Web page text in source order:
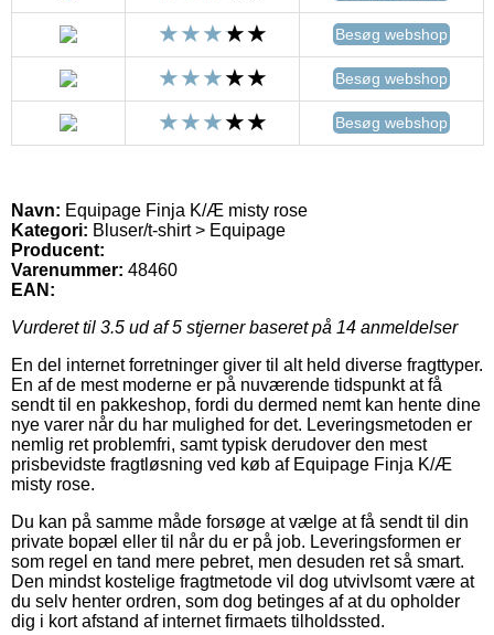
Besøg webshop
Besøg webshop
Besøg webshop
Navn: Equipage Finja K/Æ misty rose
Kategori: Bluser/t-shirt > Equipage
Producent:
Varenummer: 48460
EAN:
Vurderet til 3.5 ud af 5 stjerner baseret på 14 anmeldelser
En del internet forretninger giver til alt held diverse fragttyper.
En af de mest moderne er på nuværende tidspunkt at få
sendt til en pakkeshop, fordi du dermed nemt kan hente dine
nye varer når du har mulighed for det. Leveringsmetoden er
nemlig ret problemfri, samt typisk derudover den mest
prisbevidste fragtløsning ved køb af Equipage Finja K/Æ
misty rose.
Du kan på samme måde forsøge at vælge at få sendt til din
private bopæl eller til når du er på job. Leveringsformen er
som regel en tand mere pebret, men desuden ret så smart.
Den mindst kostelige fragtmetode vil dog utvivlsomt være at
du selv henter ordren, som dog betinges af at du opholder
dig i kort afstand af internet firmaets tilholdssted.